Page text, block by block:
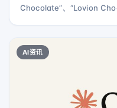
Chocolate”、“Lovion
产品在网上销售，有的标榜
cabinda粉末等草本成分
AI资讯